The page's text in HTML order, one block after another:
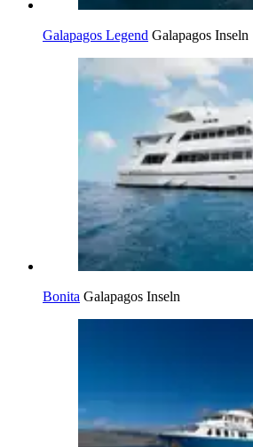
Galapagos Legend Galapagos Inseln
Bonita Galapagos Inseln